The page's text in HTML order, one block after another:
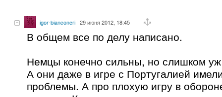
igor-bianconeri 29 июня 2012, 18:45
В общем все по делу написано.
Немцы конечно сильны, но слишком
А они даже в игре с Португалией
проблемы. А про плохую игру в